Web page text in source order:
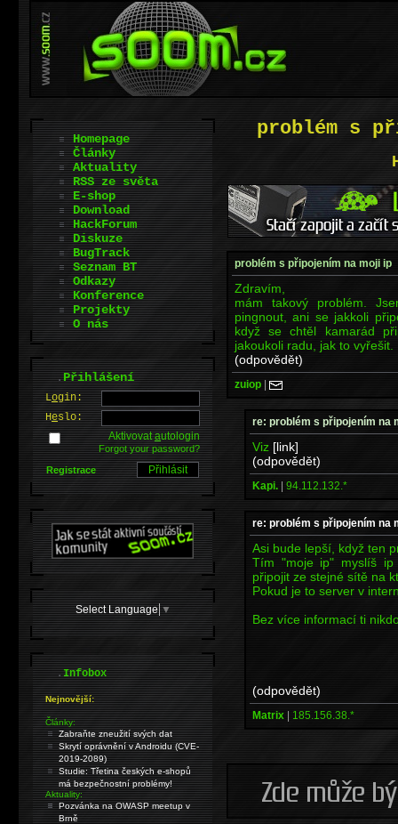
problém s
problém s připojením na moji ip
Zdravím,
mám takový problém.
pingnout, ani se jakkoli
když se chtěl kamarád
jakoukoli radu, jak to vyřešit.
(odpovědět)
zuiop |
re: problém s připojením na
Viz [link]
(odpovědět)
Kapi. | 94.112.132.*
re: problém s připojením na
Asi bude lepší, když ten
Tím "moje ip" myslíš ip
připojit ze stejné sítě na
Pokud je to server v
Bez více informací ti
(odpovědět)
Matrix | 185.156.38.*
Homepage
Články
Aktuality
RSS ze světa
E-shop
Download
HackForum
Diskuze
BugTrack
Seznam BT
Odkazy
Konference
Projekty
O nás
.Přihlášení
Login:
Heslo:
Aktivovatautologin
Forgot your password?
Registrace
Select Language ▼
.Infobox
Nejnovější:
Články:
Zabraňte zneužití svých dat
Skrytí oprávnění v Androidu (CVE-
2019-2089)
Studie: Třetina českých e-shopů
má bezpečnostní problémy!
Aktuality:
Pozvánka na OWASP meetup v
Brně